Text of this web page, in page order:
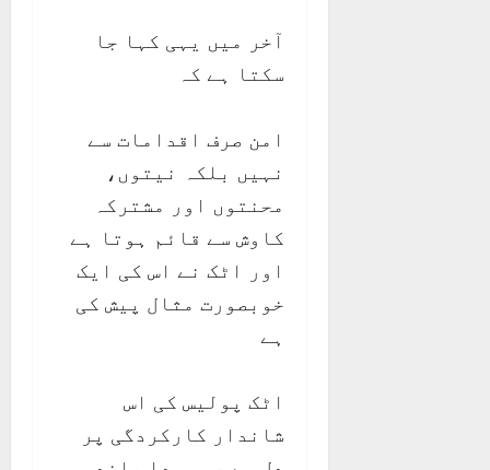
آخر میں یہی کہا جا
سکتا ہے کہ
امن صرف اقدامات سے
نہیں بلکہ نیتوں،
محنتوں اور مشترکہ
کاوش سے قائم ہوتا ہے
اور اٹک نے اس کی ایک
خوبصورت مثال پیش کی
ہے
اٹک پولیس کی اس
شاندار کارکردگی پر